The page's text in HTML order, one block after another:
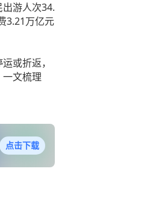
游人次34.
3.21万亿元
或折返，
文梳理
点击下载